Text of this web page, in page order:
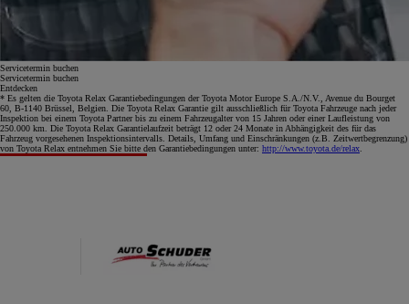
Servicetermin buchen
Servicetermin buchen
Entdecken
* Es gelten die Toyota Relax Garantiebedingungen der Toyota Motor Europe S.A./N.V., Avenue du Bourget
60, B-1140 Brüssel, Belgien. Die Toyota Relax Garantie gilt ausschließlich für Toyota Fahrzeuge nach jeder
Inspektion bei einem Toyota Partner bis zu einem Fahrzeugalter von 15 Jahren oder einer Laufleistung von
250.000 km. Die Toyota Relax Garantielaufzeit beträgt 12 oder 24 Monate in Abhängigkeit des für das
Fahrzeug vorgesehenen Inspektionsintervalls. Details, Umfang und Einschränkungen (z.B. Zeitwertbegrenzung)
von Toyota Relax entnehmen Sie bitte den Garantiebedingungen unter: http://www.toyota.de/relax.